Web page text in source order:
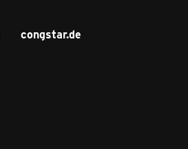
congstar.de